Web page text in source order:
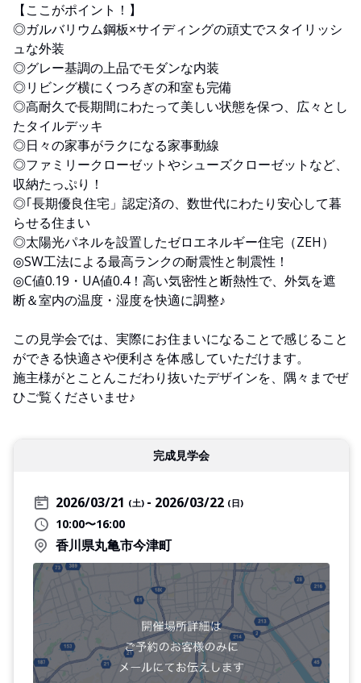
【ここがポイント！】
◎ガルバリウム鋼板×サイディングの頑丈でスタイリッシ
ュな外装
◎グレー基調の上品でモダンな内装
◎リビング横にくつろぎの和室も完備
◎高耐久で長期間にわたって美しい状態を保つ、広々とし
たタイルデッキ
◎日々の家事がラクになる家事動線
◎ファミリークローゼットやシューズクローゼットなど、
収納たっぷり！
◎｢長期優良住宅」認定済の、数世代にわたり安心して暮
らせる住まい
◎太陽光パネルを設置したゼロエネルギー住宅（ZEH）
◎SW工法による最高ランクの耐震性と制震性！
◎C値0.19・UA値0.4！高い気密性と断熱性で、外気を遮
断＆室内の温度・湿度を快適に調整♪
この見学会では、実際にお住まいになることで感じること
ができる快適さや便利さを体感していただけます。
施主様がとことんこだわり抜いたデザインを、隅々までぜ
ひご覧くださいませ♪
完成見学会
2026/03/21 (土) 2026/03/22 (日)
10:00〜16:00
香川県丸亀市今津町